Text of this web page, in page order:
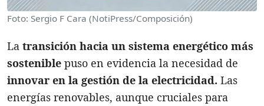
Foto: Sergio F Cara (NotiPress/Composición)
La transición hacia un sistema energético más
sostenible puso en evidencia la necesidad de
innovar en la gestión de la electricidad. Las
energías renovables, aunque cruciales para